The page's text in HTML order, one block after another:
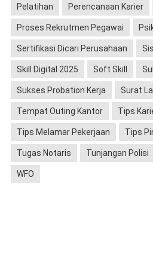
Pelatihan Perencanaan Karier
Proses Rekrutmen Pegawai
Sertifikasi Dicari Perusahaan
Skill Digital 2025 Soft Skill
Sukses Probation Kerja Surat
Tempat Outing Kantor Tips
Tips Melamar Pekerjaan Tips
Tugas Notaris Tunjangan Polisi
WFO